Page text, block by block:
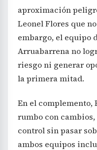
aproximación
Leonel Flores que
embargo, el equipo
Arruabarrena no
riesgo ni generar
la primera mitad.
En el complemento,
rumbo con
control sin pasar
ambos equipos